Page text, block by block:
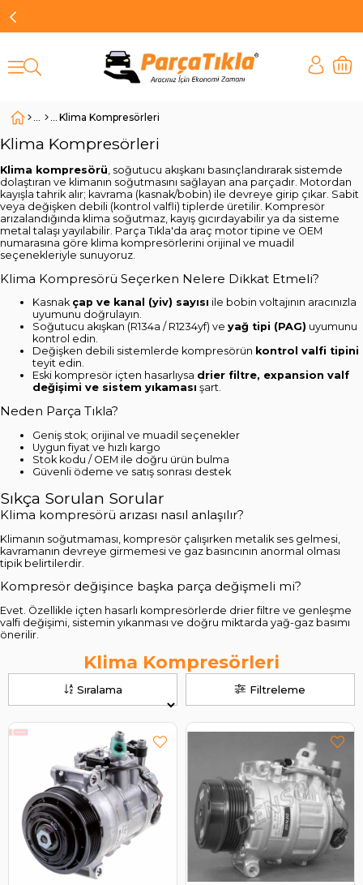
Klima Kompresörleri
Klima Kompresörleri
Klima kompresörü , soğutucu akışkanı basınçlandırarak sistemde
dolaştıran ve klimanın soğutmasını sağlayan ana parçadır. Motordan
kayışla tahrik alır; kavrama (kasnak/bobin) ile devreye girip çıkar. Sabit
veya değişken debili (kontrol valfli) tiplerde üretilir. Kompresör
arızalandığında klima soğutmaz, kayış gıcırdayabilir ya da sisteme
metal talaşı yayılabilir. Parça Tıkla'da araç motor tipine ve OEM
numarasına göre klima kompresörlerini orijinal ve muadil
seçenekleriyle sunuyoruz.
Klima Kompresörü Seçerken Nelere Dikkat Etmeli?
Kasnak çap ve kanal (yiv) sayısı ile bobin voltajının aracınızla
uyumunu doğrulayın.
Soğutucu akışkan (R134a / R1234yf) ve yağ tipi (PAG) uyumunu
kontrol edin.
Değişken debili sistemlerde kompresörün kontrol valfi tipini
teyit edin.
Eski kompresör içten hasarlıysa drier filtre, expansion valf
değişimi ve sistem yıkaması şart.
Neden Parça Tıkla?
Geniş stok; orijinal ve muadil seçenekler
Uygun fiyat ve hızlı kargo
Stok kodu / OEM ile doğru ürün bulma
Güvenli ödeme ve satış sonrası destek
Sıkça Sorulan Sorular
Klima kompresörü arızası nasıl anlaşılır?
Klimanın soğutmaması, kompresör çalışırken metalik ses gelmesi,
kavramanın devreye girmemesi ve gaz basıncının anormal olması
tipik belirtilerdir.
Kompresör değişince başka parça değişmeli mi?
Evet. Özellikle içten hasarlı kompresörlerde drier filtre ve genleşme
valfi değişimi, sistemin yıkanması ve doğru miktarda yağ-gaz basımı
önerilir.
Filtreleme
Sıralama
Klima Kompresörleri